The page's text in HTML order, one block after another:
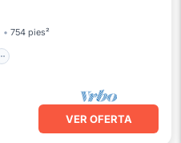
754 pies²
VER OFERTA